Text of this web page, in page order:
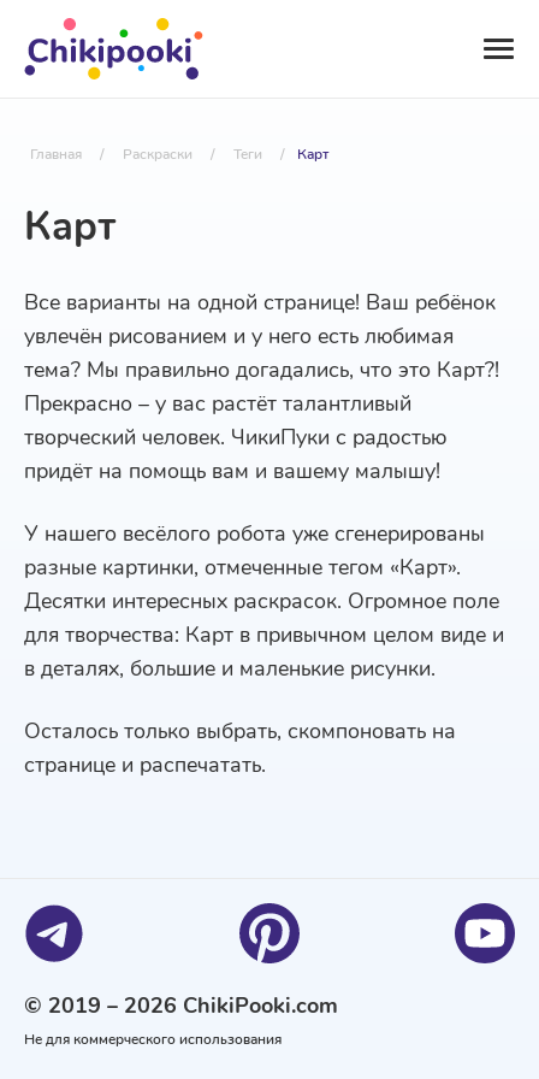
Главная / Раскраски / Теги / Карт
Карт
Все варианты на одной странице! Ваш ребёнок
увлечён рисованием и у него есть любимая
тема? Мы правильно догадались, что это Карт?!
Прекрасно – у вас растёт талантливый
творческий человек. ЧикиПуки с радостью
придёт на помощь вам и вашему малышу!
У нашего весёлого робота уже сгенерированы
разные картинки, отмеченные тегом «Карт».
Десятки интересных раскрасок. Огромное поле
для творчества: Карт в привычном целом виде и
в деталях, большие и маленькие рисунки.
Осталось только выбрать, скомпоновать на
странице и распечатать.
© 2019 – 2026 ChikiPooki.com
Не для коммерческого использования